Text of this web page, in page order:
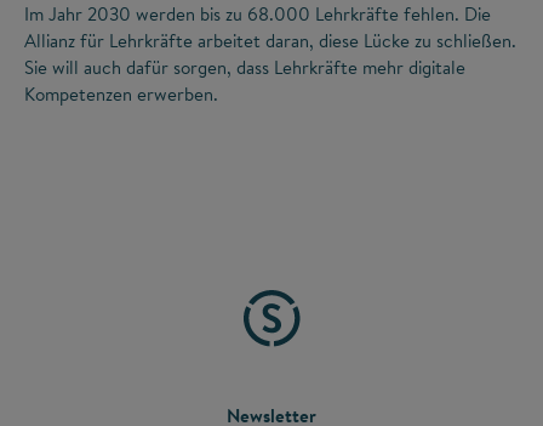
Im Jahr 2030 werden bis zu 68.000 Lehrkräfte fehlen. Die
Allianz für Lehrkräfte arbeitet daran, diese Lücke zu schließen.
Sie will auch dafür sorgen, dass Lehrkräfte mehr digitale
Kompetenzen erwerben.
Newsletter